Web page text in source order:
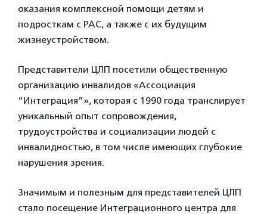
оказания комплексной помощи детям и
подросткам с РАС, а также с их будущим
жизнеустройством.
Представители ЦЛП посетили общественную
организацию инвалидов «Ассоциация
“Интеграция”», которая с 1990 года транслирует
уникальный опыт сопровождения,
трудоустройства и социализации людей с
инвалидностью, в том числе имеющих глубокие
нарушения зрения.
Значимым и полезным для представителей ЦЛП
стало посещение Интеграционного центра для